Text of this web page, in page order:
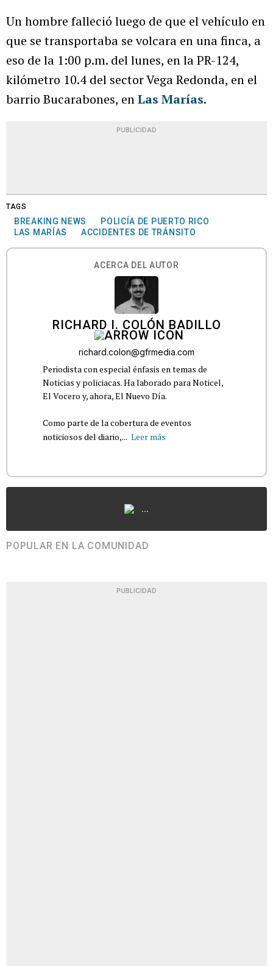
Un hombre falleció luego de que el vehículo en
que se transportaba se volcara en una finca, a
eso de la 1:00 p.m. del lunes, en la PR-124,
kilómetro 10.4 del sector Vega Redonda, en el
barrio Bucarabones, enLas Marías.
PUBLICIDAD
TAGS
BREAKING NEWS
POLICÍA DE PUERTO RICO
LAS MARÍAS
ACCIDENTES DE TRÁNSITO
ACERCA DEL AUTOR
RICHARD I. COLÓN BADILLO
richard.colon@gfrmedia.com
Periodista con especial énfasis en temas de
Noticias y policiacas. Ha laborado para Noticel,
El Vocero y, ahora, El Nuevo Día.
Como parte de la cobertura de eventos
noticiosos del diario,... Leer más
...
POPULAR EN LA COMUNIDAD
PUBLICIDAD